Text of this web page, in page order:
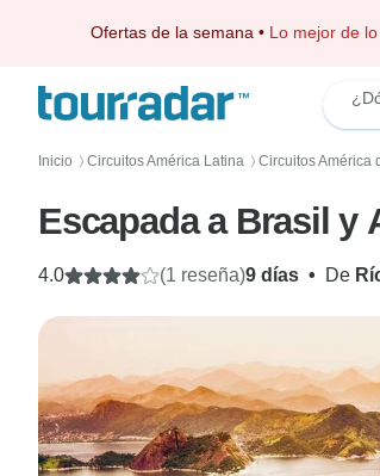
Ofertas de la semana • Lo mejor de
Inicio 〉 Circuitos América Latina 〉 Circuitos América
Escapada a Brasil y
9 días • De
4.0 (1 reseña)